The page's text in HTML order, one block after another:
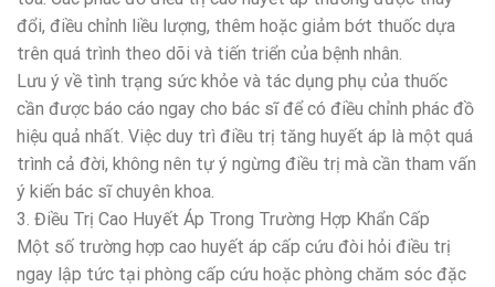
đổi, điều chỉnh liều lượng, thêm hoặc giảm bớt thuốc dựa
trên quá trình theo dõi và tiến triển của bệnh nhân.
Lưu ý về tình trạng sức khỏe và tác dụng phụ của thuốc
cần được báo cáo ngay cho bác sĩ để có điều chỉnh phác đồ
hiệu quả nhất. Việc duy trì điều trị tăng huyết áp là một quá
trình cả đời, không nên tự ý ngừng điều trị mà cần tham vấn
ý kiến bác sĩ chuyên khoa.
3. Điều Trị Cao Huyết Áp Trong Trường Hợp Khẩn Cấp
Một số trường hợp cao huyết áp cấp cứu đòi hỏi điều trị
ngay lập tức tại phòng cấp cứu hoặc phòng chăm sóc đặc